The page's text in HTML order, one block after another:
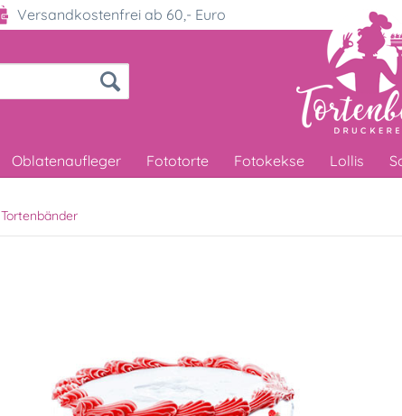
Versandkostenfrei ab 60,- Euro
Oblatenaufleger Fototorte Fotokekse Lollis
Tortenbänder